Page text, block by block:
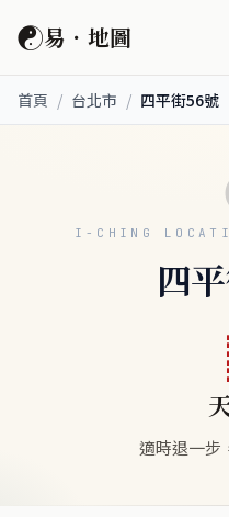
☯易．地圖
首頁 / 台北市 / 四平街56號
I-CHING
四
適時退一步